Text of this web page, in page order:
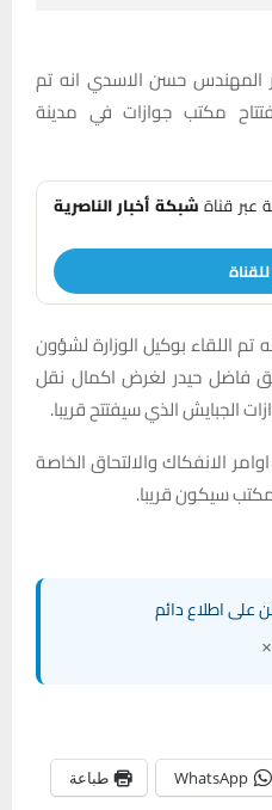
المهندس حسن الاسدي انه تم
مكتب جوازات في مدينة
عبر قناةشبكة أخبار الناصرية
اللقاء بوكيل الوزارة لشؤون
فاضل حيدر لغرض اكمال نقل
الجبايش الذي سيفتتح قريبا.
الانفكاك والالتحاق الخاصة
سيكون قريبا.
على اطلاع دائم
×
WhatsApp طباعة